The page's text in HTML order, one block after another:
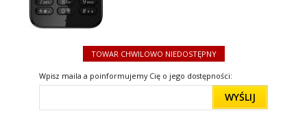
TOWAR CHWILOWO NIEDOSTĘPNY
Wpisz maila a poinformujemy Cię o jego dostępności:
WYŚLIJ